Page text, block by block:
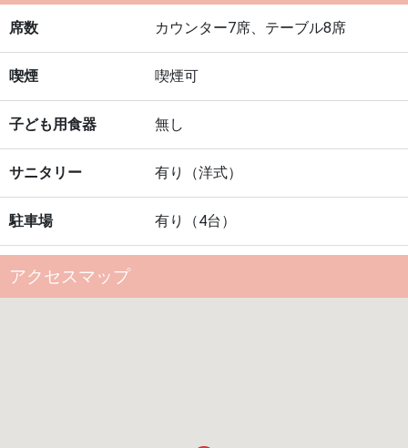
席数 カウンター7席、テーブル8席
喫煙 喫煙可
子ども用食器 無し
サニタリー 有り（洋式）
駐車場 有り（4台）
アクセスマップ